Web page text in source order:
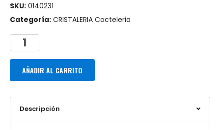
SKU: 0140231
Categoría: CRISTALERIA Cocteleria
AÑADIR AL CARRITO
Descripción